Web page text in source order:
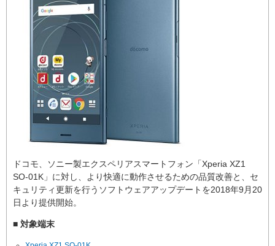
ドコモ、ソニー製エクスペリアスマートフォン「Xperia XZ1
SO-01K」に対し、より快適に動作させるための品質改善と、セ
キュリティ更新を行うソフトウェアアップデートを2018年9月20
日より提供開始。
■ 対象端末